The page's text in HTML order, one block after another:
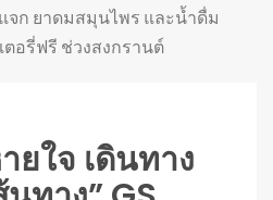
ก ยาดมสมุนไพร และน้ำดื่ม
อรี่ฟรี ช่วงสงกรานต์
ยใจ เดินทาง